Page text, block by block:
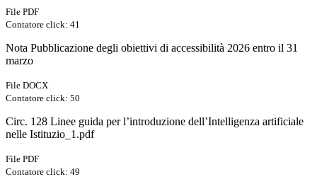
File PDF
Contatore click: 41
Nota Pubblicazione degli obiettivi di accessibilità 2026 entro il 31
marzo
File DOCX
Contatore click: 50
Circ. 128 Linee guida per l’introduzione dell’Intelligenza artificiale
nelle Istituzio_1.pdf
File PDF
Contatore click: 49